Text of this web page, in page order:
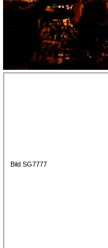
Bild SG7777